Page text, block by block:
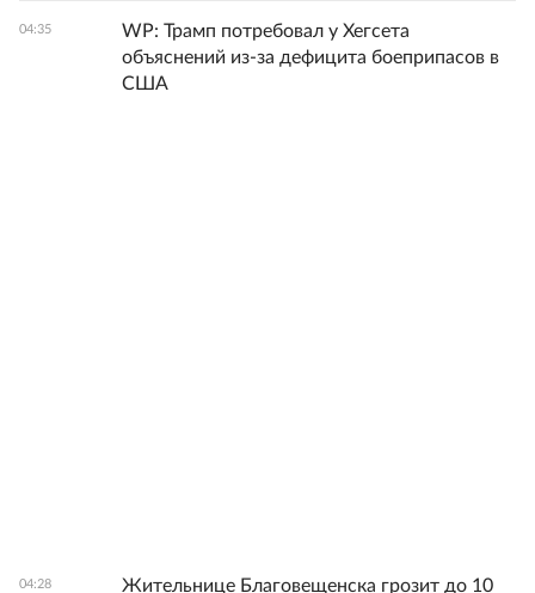
04:35
WP: Трамп потребовал у Хегсета
объяснений из-за дефицита боеприпасов в
США
04:28
Жительнице Благовещенска грозит до 10